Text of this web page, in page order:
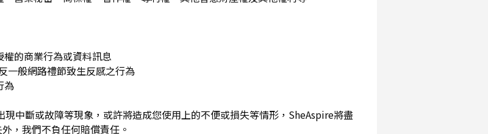
權的商業行為或資料訊息
一般網路禮節致生反感之行為
為
中斷或故障等現象，或許將造成您使用上的不便或損失等情形，SheAspire將盡
，我們不負任何賠償責任。